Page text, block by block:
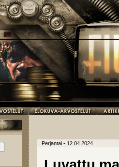
Perjantai - 12.04.2024